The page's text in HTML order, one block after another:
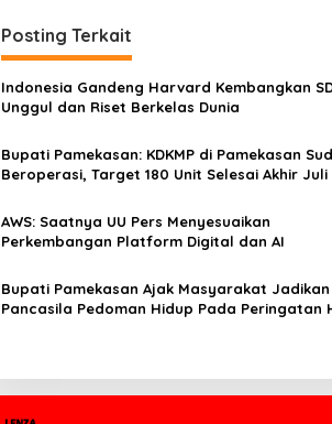
i
g
a
i
o
s
Posting Terkait
Indonesia Gandeng Harvard Kembangkan
Unggul dan Riset Berkelas Dunia
Bupati Pamekasan: KDKMP di Pamekasan
Beroperasi, Target 180 Unit Selesai Akhir Juli
AWS: Saatnya UU Pers Menyesuaikan
Perkembangan Platform Digital dan AI
Bupati Pamekasan Ajak Masyarakat Jadikan
Pancasila Pedoman Hidup Pada Peringatan